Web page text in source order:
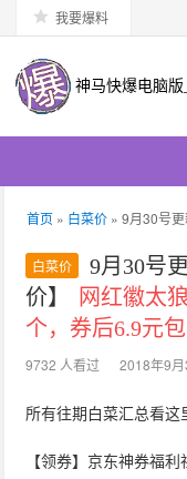
我要爆料
神马快爆电脑
首页 » 白菜价 » 9月30号更
白菜价
9月30号
价】
网红徽太
个，券后6.9元
9732 人看过 2018年9月
所有往期白菜汇总看这
【领券】京东神券福